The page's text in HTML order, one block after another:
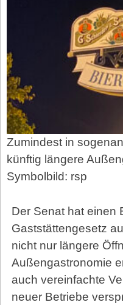
Zumindest in
künftig längere
Symbolbild: rsp
Der Senat hat einen
Gaststättengesetz
nicht nur längere
Außengastronomie
auch vereinfachte
neuer Betriebe